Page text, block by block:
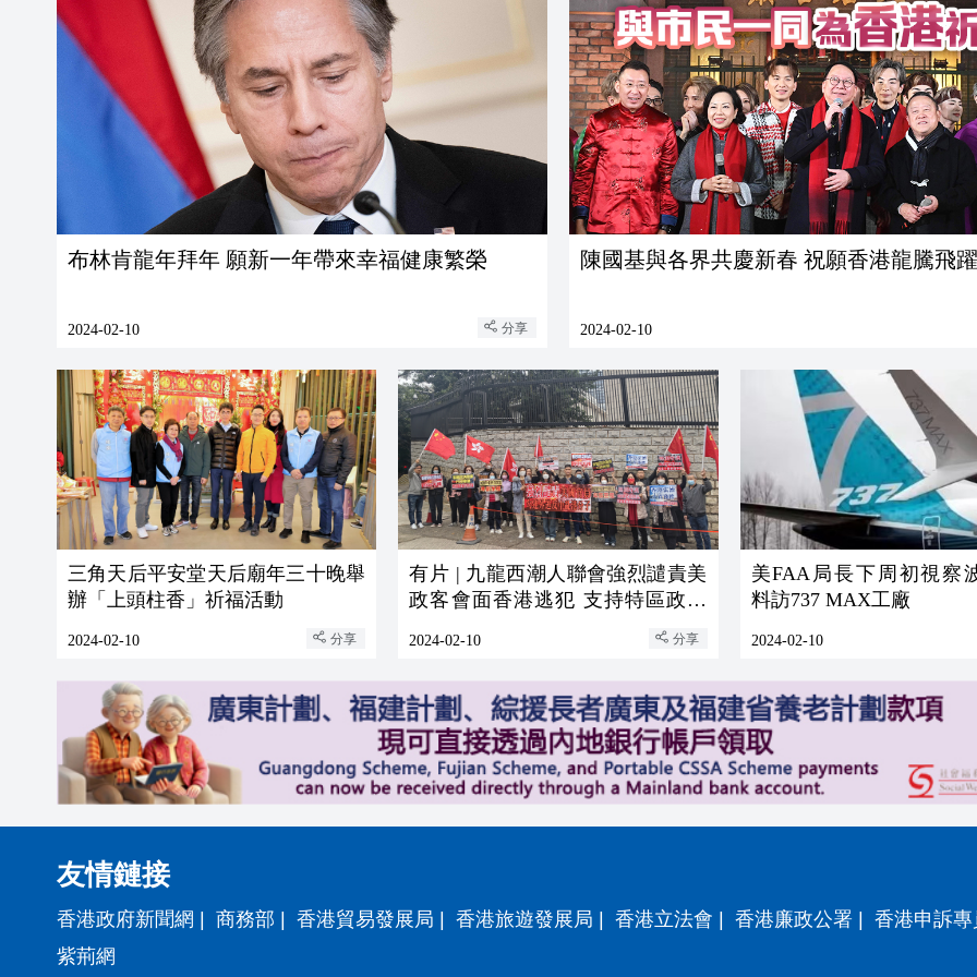
布林肯龍年拜年 願新一年帶來幸福健康繁榮
2024-02-10 分享
陳國基與各界共慶新春 祝願香港龍騰飛躍
2024-02-10
三角天后平安堂天后廟年三十晚舉
辦「上頭柱香」祈福活動
2024-02-10 分享
有片 | 九龍西潮人聯會強烈譴責美
政客會面香港逃犯 支持特區政府
2024-02-10 分享
美FAA局長下周初視察
料訪737 MAX工廠
2024-02-10
友情鏈接
香港政府新聞網 商務部 香港貿易發展局 香港旅遊發展局 香港立法會 香港廉政公署
香港申訴
紫荊網